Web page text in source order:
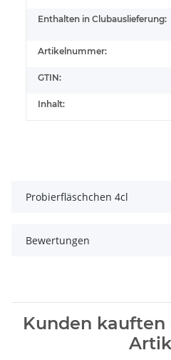
Enthalten in Clubauslieferung:
Artikelnummer:
GTIN:
Inhalt:
Probierfläschchen 4cl
Bewertungen
Kunden